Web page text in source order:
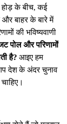
होड़ के बीच, कई
और बाहर के बारे में
की भविष्यवाणी
पोल और परिणामों
है? आइए हम
देश के अंदर चुनाव